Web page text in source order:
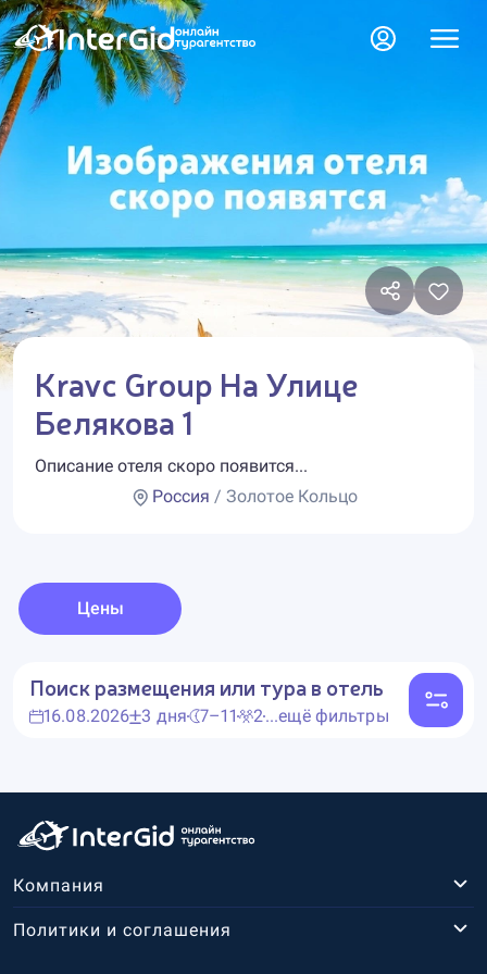
Kravc Group На Улице
Белякова 1
Описание отеля скоро появится...
Россия / Золотое Кольцо
Цены
Поиск размещения или тура в отель
16.08.2026 3 дня 7–11 2...ещё фильтры
Компания
Политики и соглашения